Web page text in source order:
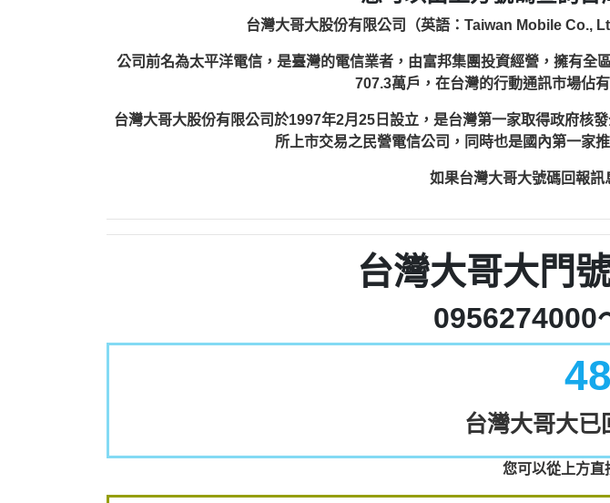
台灣大哥大股份有限公司（英語：Taiwan Mobile Co.,
公司前名為太平洋電信，是臺灣的電信業者，由富邦集團投資經營，擁有
707.3萬戶，在台灣的行動通訊市場佔
台灣大哥大股份有限公司於1997年2月25日設立，是台灣第一家取得政府核
所上市交易之民營電信公司，同時也是國內第一家
如果台灣大哥大號碼回報訊
台灣大哥大門
0956274000
台灣大哥大已
您可以從上方直